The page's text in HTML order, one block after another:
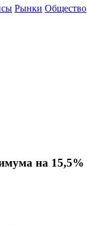
Рынки Общество
на 15,5%